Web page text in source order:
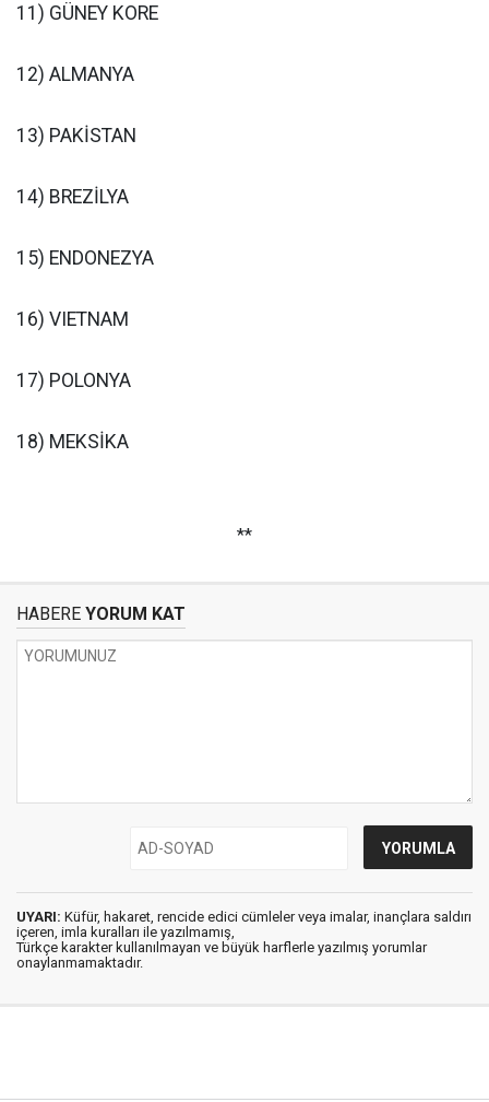
11) GÜNEY KORE
12) ALMANYA
13) PAKİSTAN
14) BREZİLYA
15) ENDONEZYA
16) VIETNAM
17) POLONYA
18) MEKSİKA
**
HABERE YORUM KAT
UYARI: Küfür, hakaret, rencide edici cümleler veya imalar, inançlara saldırı
içeren, imla kuralları ile yazılmamış,
Türkçe karakter kullanılmayan ve büyük harflerle yazılmış yorumlar
onaylanmamaktadır.